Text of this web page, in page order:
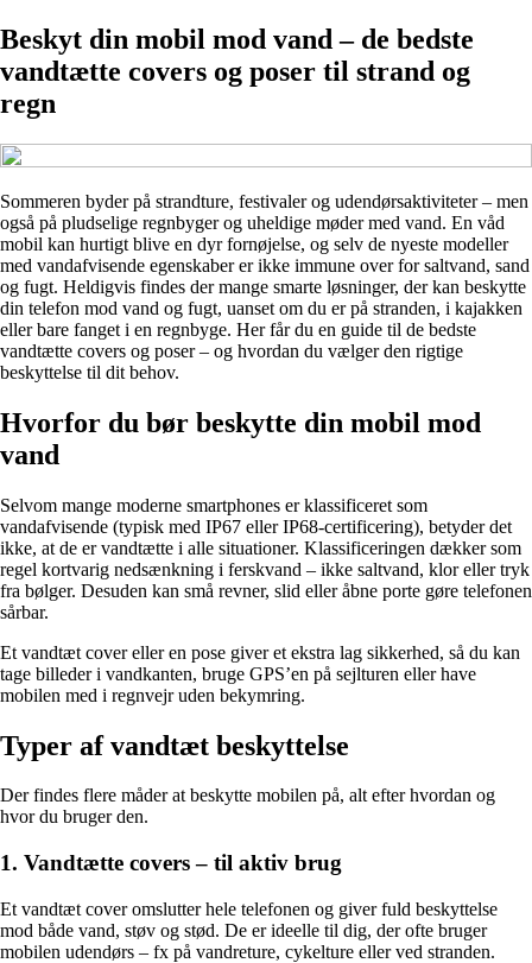
Beskyt din mobil mod vand – de bedste
vandtætte covers og poser til strand og
regn
Sommeren byder på strandture, festivaler og udendørsaktiviteter – men
også på pludselige regnbyger og uheldige møder med vand. En våd
mobil kan hurtigt blive en dyr fornøjelse, og selv de nyeste modeller
med vandafvisende egenskaber er ikke immune over for saltvand, sand
og fugt. Heldigvis findes der mange smarte løsninger, der kan beskytte
din telefon mod vand og fugt, uanset om du er på stranden, i kajakken
eller bare fanget i en regnbyge. Her får du en guide til de bedste
vandtætte covers og poser – og hvordan du vælger den rigtige
beskyttelse til dit behov.
Hvorfor du bør beskytte din mobil mod
vand
Selvom mange moderne smartphones er klassificeret som
vandafvisende (typisk med IP67 eller IP68-certificering), betyder det
ikke, at de er vandtætte i alle situationer. Klassificeringen dækker som
regel kortvarig nedsænkning i ferskvand – ikke saltvand, klor eller tryk
fra bølger. Desuden kan små revner, slid eller åbne porte gøre telefonen
sårbar.
Et vandtæt cover eller en pose giver et ekstra lag sikkerhed, så du kan
tage billeder i vandkanten, bruge GPS’en på sejlturen eller have
mobilen med i regnvejr uden bekymring.
Typer af vandtæt beskyttelse
Der findes flere måder at beskytte mobilen på, alt efter hvordan og
hvor du bruger den.
1. Vandtætte covers – til aktiv brug
Et vandtæt cover omslutter hele telefonen og giver fuld beskyttelse
mod både vand, støv og stød. De er ideelle til dig, der ofte bruger
mobilen udendørs – fx på vandreture, cykelture eller ved stranden.